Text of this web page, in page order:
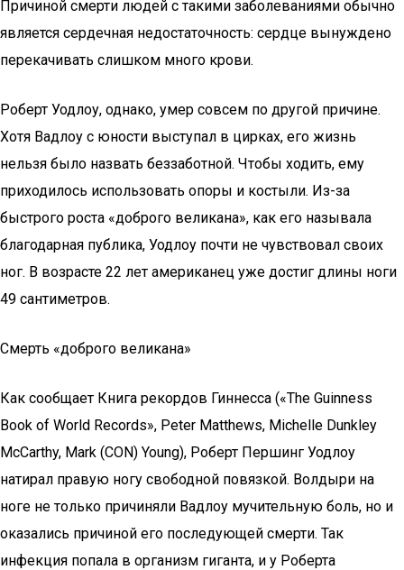
Причиной смерти людей с такими заболеваниями обычно
является сердечная недостаточность: сердце вынуждено
перекачивать слишком много крови.
Роберт Уодлоу, однако, умер совсем по другой причине.
Хотя Вадлоу с юности выступал в цирках, его жизнь
нельзя было назвать беззаботной. Чтобы ходить, ему
приходилось использовать опоры и костыли. Из-за
быстрого роста «доброго великана», как его называла
благодарная публика, Уодлоу почти не чувствовал своих
ног. В возрасте 22 лет американец уже достиг длины ноги
49 сантиметров.
Смерть «доброго великана»
Как сообщает Книга рекордов Гиннесса («The Guinness
Book of World Records», Peter Matthews, Michelle Dunkley
McCarthy, Mark (CON) Young), Роберт Першинг Уодлоу
натирал правую ногу свободной повязкой. Волдыри на
ноге не только причиняли Вадлоу мучительную боль, но и
оказались причиной его последующей смерти. Так
инфекция попала в организм гиганта, и у Роберта